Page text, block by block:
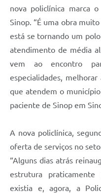
nova policlínica marca
Sinop. “É uma obra
está se tornando um
atendimento de média
vem ao encontro
especialidades,
que atendem o
paciente de Sinop em
A nova policlínica,
oferta de serviços no
“Alguns dias atrás
estrutura
existia e, agora, a